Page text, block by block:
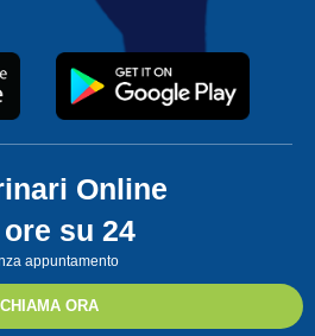
Online
su 24
appuntamento
CHIAMA ORA